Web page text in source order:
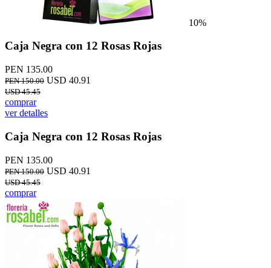
10%
Caja Negra con 12 Rosas Rojas
PEN 135.00
PEN 150.00 USD 40.91
USD 45.45
comprar
ver detalles
Caja Negra con 12 Rosas Rojas
PEN 135.00
PEN 150.00 USD 40.91
USD 45.45
comprar